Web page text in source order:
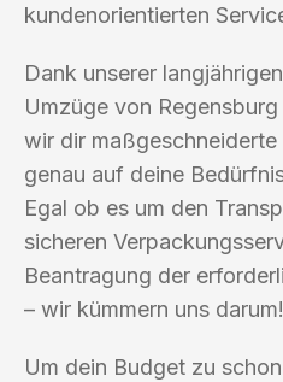
kundenorientierten
Dank unserer
Umzüge von
wir dir
genau auf deine
Egal ob es um den
sicheren
Beantragung der
– wir kümmern uns darum!
Um dein Budget zu